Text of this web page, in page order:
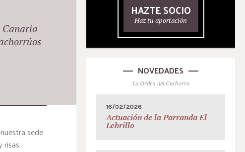
Canaria
sede
HAZTE SOCIO
Haz tu aportación
NOVEDADES
La Orden del Cachorro
16/02/2026
Actuación de la Parranda El
Lebrillo